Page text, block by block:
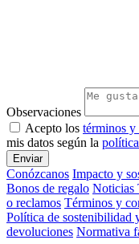
Observaciones
Acepto los términos y
mis datos según la
Enviar
Conózcanos Impacto y
Bonos de regalo Noticias
o reclamos Términos y
Política de sostenibilidad
devoluciones Normativa